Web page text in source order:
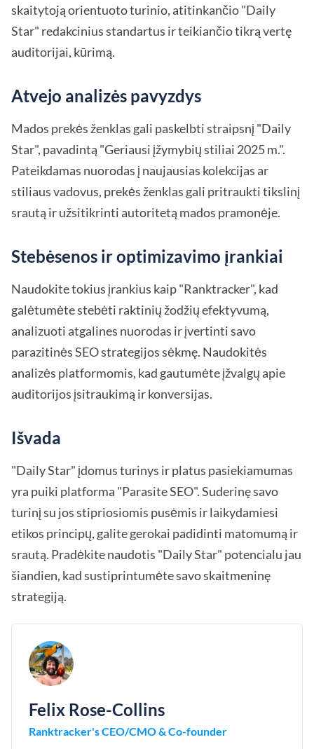
skaitytoją orientuoto turinio, atitinkančio "Daily
Star" redakcinius standartus ir teikiančio tikrą vertę
auditorijai, kūrimą.
Atvejo analizės pavyzdys
Mados prekės ženklas gali paskelbti straipsnį "Daily
Star", pavadintą "Geriausi įžymybių stiliai 2025 m.".
Pateikdamas nuorodas į naujausias kolekcijas ar
stiliaus vadovus, prekės ženklas gali pritraukti tikslinį
srautą ir užsitikrinti autoritetą mados pramonėje.
Stebėsenos ir optimizavimo įrankiai
Naudokite tokius įrankius kaip "Ranktracker", kad
galėtumėte stebėti raktinių žodžių efektyvumą,
analizuoti atgalines nuorodas ir įvertinti savo
parazitinės SEO strategijos sėkmę. Naudokitės
analizės platformomis, kad gautumėte įžvalgų apie
auditorijos įsitraukimą ir konversijas.
Išvada
"Daily Star" įdomus turinys ir platus pasiekiamumas
yra puiki platforma "Parasite SEO". Suderinę savo
turinį su jos stipriosiomis pusėmis ir laikydamiesi
etikos principų, galite gerokai padidinti matomumą ir
srautą. Pradėkite naudotis "Daily Star" potencialu jau
šiandien, kad sustiprintumėte savo skaitmeninę
strategiją.
Felix Rose-Collins
Ranktracker's CEO/CMO & Co-founder